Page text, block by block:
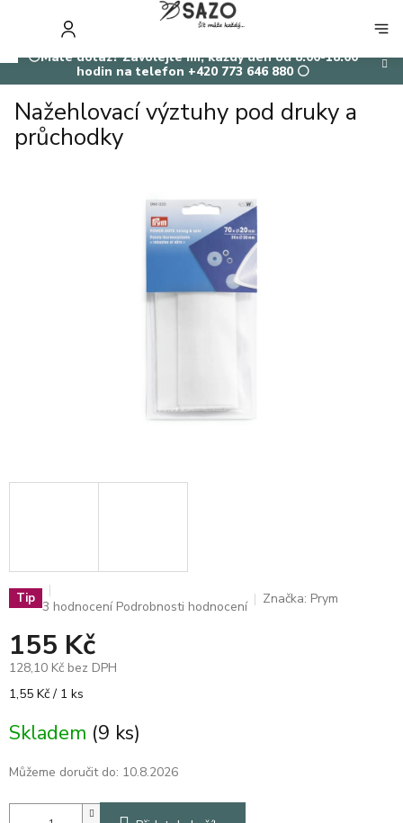
⚪Máte dotaz? Zavolejte mi, každý den od 8:00-18:00
hodin na telefon +420 773 646 880 ⚪
KOŠÍK
Nažehlovací výztuhy pod druky a
průchodky
Tip Průměrné
produktu
je
5,0
z
hvězdiček.
3 hodnocení Podrobnosti hodnocení Značka: Prym
155 Kč
128,10 Kč bez DPH
Měrná
1,55 Kč / 1 ks
Skladem (9 ks)
Můžeme doručit do: 10.8.2026